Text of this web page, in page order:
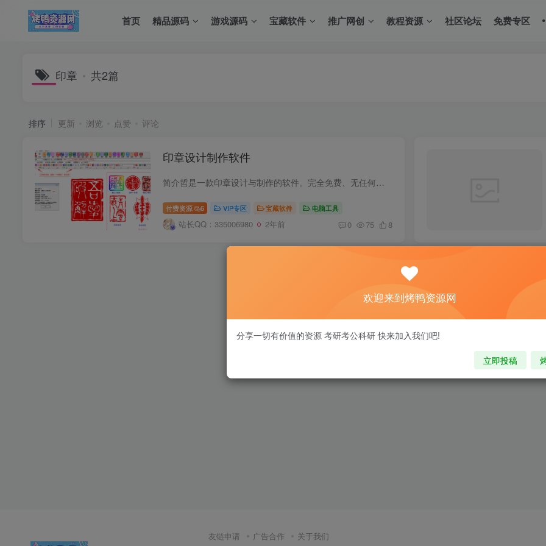
首页 精品源码 游戏源码 宝藏软件 推广网创 教程资源 社区论坛 免费专区
印章 共2篇
排序 更新 浏览 点赞 评论
印章设计制作软件
简介哲是一款印章设计与制作的软件。完全免费、无任何广告。其特点：1，使用方便：通过本软件，只要输入印章的文字，然后根据需要，简单修改一些设置，即可快速生成印章。2，风格多样：姓名章与...
付费资源 6 VIP专区 宝藏软件 电脑工具
站长QQ：335006980 2年前 0 75 8
友链申请 广告合作 关于我们
欢迎来到烤鸭资源网
分享一切有价值的资源 考研考公科研 快来加入我们吧!
立即投稿